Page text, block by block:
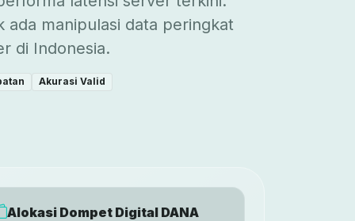
ada manipulasi data peringkat
di Indonesia.
Akurasi Valid
Alokasi Dompet Digital DANA